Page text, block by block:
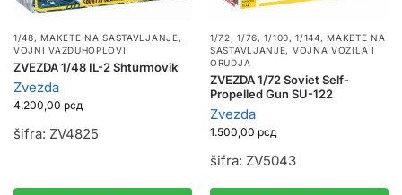
1/48, MAKETE NA SASTAVLJANJE,
VOJNI VAZDUHOPLOVI
ZVEZDA 1/48 IL-2 Shturmovik
Zvezda
4.200,00 рсд
šifra: ZV4825
1/72, 1/76, 1/100, 1/144,MAKETE NA
SASTAVLJANJE, VOJNA VOZILA I
ORUDJA
ZVEZDA 1/72 Soviet Self-
Propelled Gun SU-122
Zvezda
1.500,00 рсд
šifra: ZV5043